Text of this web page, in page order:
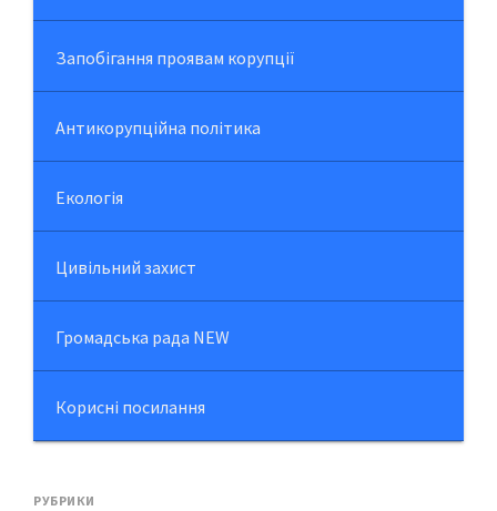
Запобігання проявам корупції
Антикорупційна політика
Екологія
Цивільний захист
Громадська рада NEW
Корисні посилання
РУБРИКИ